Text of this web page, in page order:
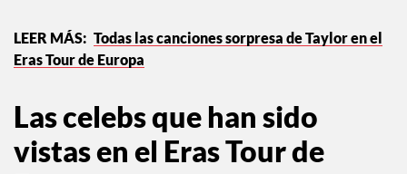
Todas las canciones sorpresa de Taylor en el